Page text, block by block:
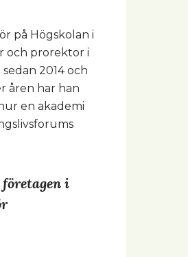
på Högskolan i
och prorektor i
2014 och
åren har han
en akademi
i